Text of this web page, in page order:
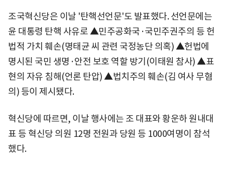
조국혁신당은 이날 '탄핵선언문'도 발표했다. 선언문에는
윤 대통령 탄핵 사유로 ▲민주공화국·국민주권주의 등 헌
법적 가치 훼손(명태균 씨 관련 국정농단 의혹) ▲헌법에
명시된 국민 생명·안전 보호 역할 방기(이태원 참사) ▲표
현의 자유 침해(언론 탄압) ▲법치주의 훼손(김 여사 무혐
의) 등이 제시됐다.
혁신당에 따르면, 이날 행사에는 조 대표와 황운하 원내대
표 등 혁신당 의원 12명 전원과 당원 등 1000여명이 참석
했다.